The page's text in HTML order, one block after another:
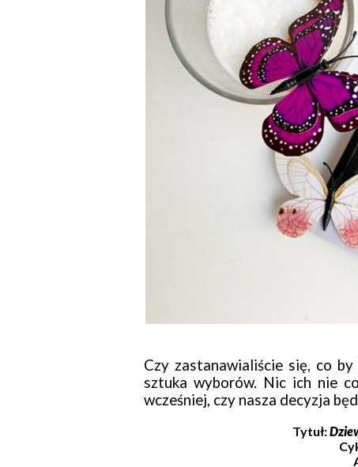
Czy zastanawialiście się, co
sztuka wyborów. Nic ich nie
wcześniej, czy nasza decyzja
Tytuł: